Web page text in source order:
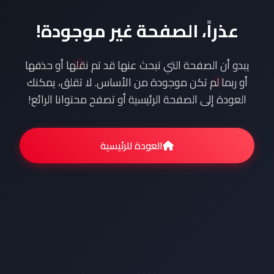
عذراً، الصفحة غير موجودة!
يبدو أن الصفحة التي تبحث عنها قد تم نقلها أو حذفها
أو ربما لم تكن موجودة من الأساس. لا تقلق، يمكنك
العودة إلى الصفحة الرئيسية أو تصفح محتوانا الرائع!
العودة للرئيسية